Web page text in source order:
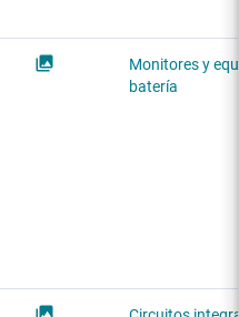
Monitores y
batería